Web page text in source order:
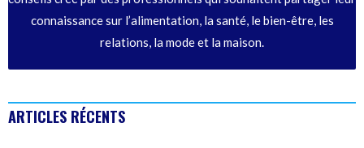
connaissance sur l’alimentation, la santé, le bien-être, les
relations, la mode et la maison.
ARTICLES RÉCENTS